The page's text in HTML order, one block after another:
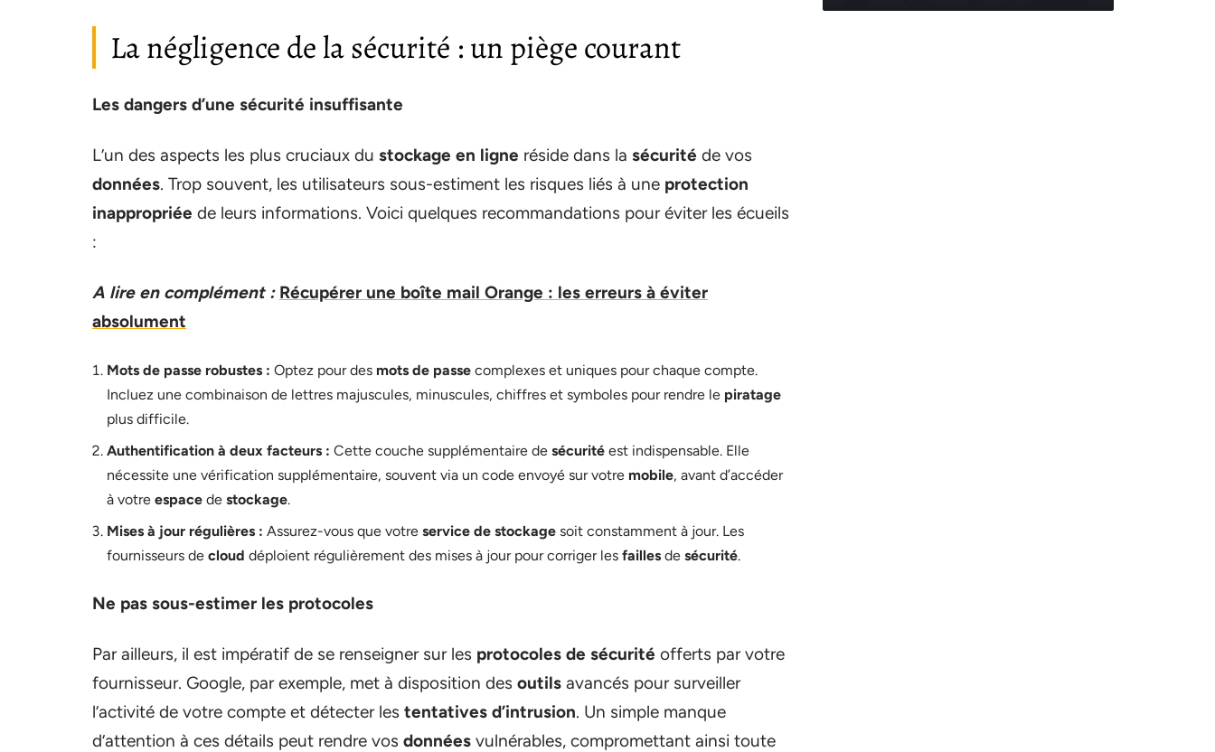
La négligence de la sécurité : un piège courant
Les dangers d’une sécurité insuffisante
L’un des aspects les plus cruciaux du stockage en ligne réside dans la sécurité de vos
données. Trop souvent, les utilisateurs sous-estiment les risques liés à une protection
inappropriée de leurs informations. Voici quelques recommandations pour éviter les écueils
:
A lire en complément : Récupérer une boîte mail Orange : les erreurs à éviter
absolument
Mots de passe robustes : Optez pour des mots de passe complexes et uniques pour chaque compte.
Incluez une combinaison de lettres majuscules, minuscules, chiffres et symboles pour rendre le piratage
plus difficile.
Authentification à deux facteurs : Cette couche supplémentaire de sécurité est indispensable. Elle
nécessite une vérification supplémentaire, souvent via un code envoyé sur votre mobile, avant d’accéder
à votre espace de stockage.
Mises à jour régulières : Assurez-vous que votre service de stockage soit constamment à jour. Les
fournisseurs de cloud déploient régulièrement des mises à jour pour corriger les failles de sécurité.
Ne pas sous-estimer les protocoles
Par ailleurs, il est impératif de se renseigner sur les protocoles de sécurité offerts par votre
fournisseur. Google, par exemple, met à disposition des outils avancés pour surveiller
l’activité de votre compte et détecter les tentatives d’intrusion. Un simple manque
d’attention à ces détails peut rendre vos données vulnérables, compromettant ainsi toute